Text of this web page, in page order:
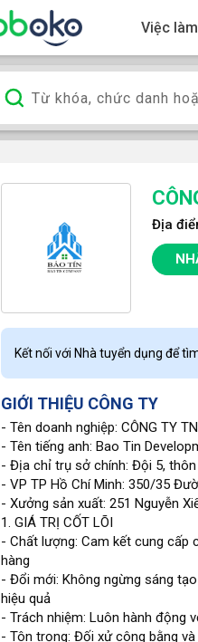
Việc làm
Địa
Kết nối với Nhà tuyển dụng để
GIỚI THIỆU CÔNG TY
- Tên doanh nghiệp: CÔNG TY
- Tên tiếng anh: Bao Tin
- Địa chỉ trụ sở chính: Đội 5, thôn
- VP TP Hồ Chí Minh: 350/35
- Xưởng sản xuất: 251 Nguyễn
1. GIÁ TRỊ CỐT LÕI
- Chất lượng: Cam kết cung cấp
hàng
- Đổi mới: Không ngừng sáng
hiệu quả
- Trách nhiệm: Luôn hành động
- Tôn trọng: Đối xử công bằng